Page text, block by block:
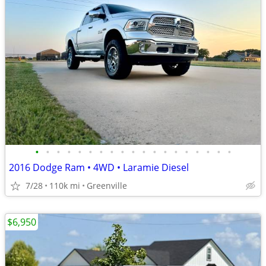
• • • • • • • • • • • • • • • • • • •
2016 Dodge Ram • 4WD • Laramie Diesel
7/28 110k mi Greenville
$6,950